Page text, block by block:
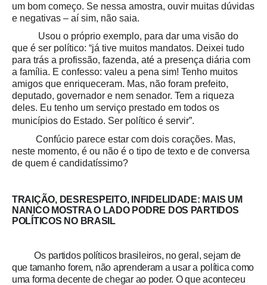
um bom começo. Se nessa amostra, ouvir muitas dúvidas
e negativas – aí sim, não saia.
Usou o próprio exemplo, para dar uma visão do
que é ser político: “já tive muitos mandatos. Deixei tudo
para trás a profissão, fazenda, até a presença diária com
a família. E confesso: valeu a pena sim! Tenho muitos
amigos que enriqueceram. Mas, não foram prefeito,
deputado, governador e nem senador. Tem a riqueza
deles. Eu tenho um serviço prestado em todos os
municípios do Estado. Ser político é servir”.
Confúcio parece estar com dois corações. Mas,
neste momento, é ou não é o tipo de texto e de conversa
de quem é candidatíssimo?
TRAIÇÃO, DESRESPEITO, INFIDELIDADE: MAIS UM
NANICO MOSTRA O LADO PODRE DOS PARTIDOS
POLÍTICOS NO BRASIL
Os partidos políticos brasileiros, no geral, sejam de
que tamanho forem, não aprenderam a usar a política como
uma forma decente de chegar ao poder. O que aconteceu